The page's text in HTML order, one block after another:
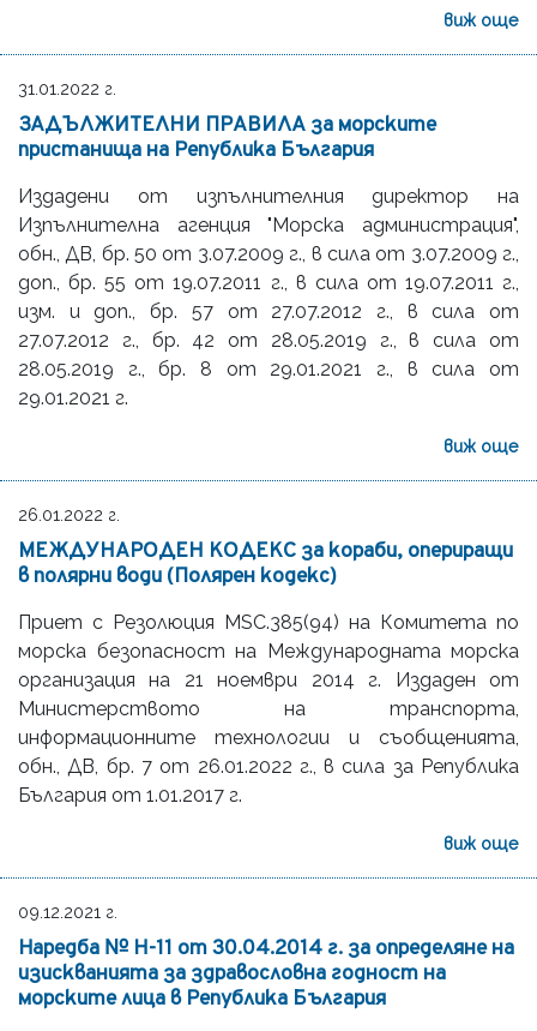
виж още
31.01.2022 г.
ЗАДЪЛЖИТЕЛНИ ПРАВИЛА за морските
пристанища на Република България
Издадени от изпълнителния директор на
Изпълнителна агенция "Морска администрация",
обн., ДВ, бр. 50 от 3.07.2009 г., в сила от 3.07.2009 г.,
доп., бр. 55 от 19.07.2011 г., в сила от 19.07.2011 г.,
изм. и доп., бр. 57 от 27.07.2012 г., в сила от
27.07.2012 г., бр. 42 от 28.05.2019 г., в сила от
28.05.2019 г., бр. 8 от 29.01.2021 г., в сила от
29.01.2021 г.
виж още
26.01.2022 г.
МЕЖДУНАРОДЕН КОДЕКС за кораби, опериращи
в полярни води (Полярен кодекс)
Приет с Резолюция MSC.385(94) на Комитета по
морска безопасност на Международната морска
организация на 21 ноември 2014 г. Издаден от
Министерството на транспорта,
информационните технологии и съобщенията,
oбн., ДВ, бр. 7 от 26.01.2022 г., в сила за Република
България от 1.01.2017 г.
виж още
09.12.2021 г.
Наредба № Н-11 от 30.04.2014 г. за определяне на
изискванията за здравословна годност на
морските лица в Република България